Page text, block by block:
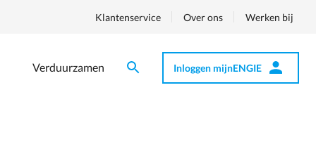
Zoeken
Verduurzamen
Klantenservice Over ons Werken bij
Zoeken Inloggen mijnENGIE